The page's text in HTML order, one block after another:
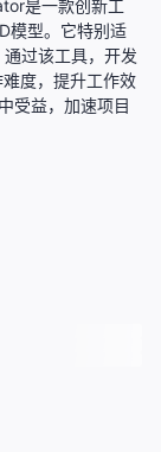
是一款创新工
模型。它特别适
过该工具，开发
度，提升工作效
受益，加速项目